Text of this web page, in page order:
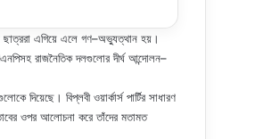
ছাত্ররা এগিয়ে এলে গণ–অভ্যুত্থান হয়।
রাজনৈতিক দলগুলোর দীর্ঘ আন্দোলন–
দিয়েছে। বিপ্লবী ওয়ার্কার্স পার্টির সাধারণ
ওপর আলোচনা করে তাঁদের মতামত